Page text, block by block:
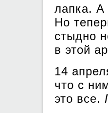
лапка.
Но
стыдно
в этой
14
что с
это все.